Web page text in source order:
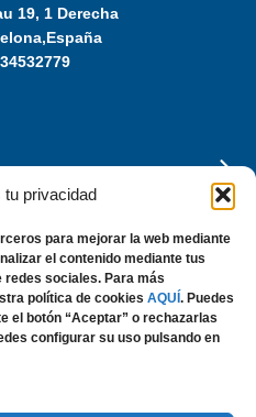
tu privacidad
para mejorar la web mediante
el contenido mediante tus
sociales. Para más
política de cookies AQUÍ . Puedes
el botón “Aceptar” o rechazarlas
configurar su uso pulsando en
19, 1 Derecha
en: